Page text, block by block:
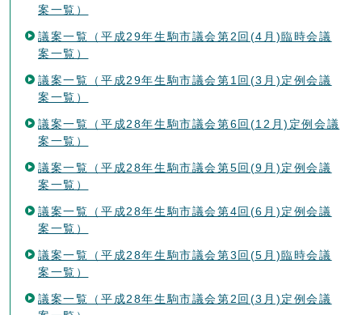
案一覧）
議案一覧（平成29年生駒市議会第2回(4月)臨時会議
案一覧）
議案一覧（平成29年生駒市議会第1回(3月)定例会議
案一覧）
議案一覧（平成28年生駒市議会第6回(12月)定例会議
案一覧）
議案一覧（平成28年生駒市議会第5回(9月)定例会議
案一覧）
議案一覧（平成28年生駒市議会第4回(6月)定例会議
案一覧）
議案一覧（平成28年生駒市議会第3回(5月)臨時会議
案一覧）
議案一覧（平成28年生駒市議会第2回(3月)定例会議